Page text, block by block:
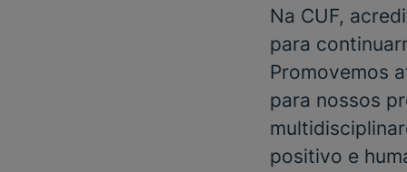
Na CUF,
para
Promovemos
para nossos
positivo e